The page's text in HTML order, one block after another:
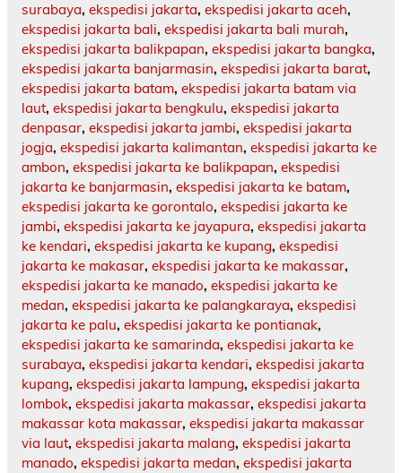
surabaya, ekspedisi jakarta, ekspedisi jakarta aceh,
ekspedisi jakarta bali, ekspedisi jakarta bali murah,
ekspedisi jakarta balikpapan, ekspedisi jakarta bangka,
ekspedisi jakarta banjarmasin, ekspedisi jakarta barat,
ekspedisi jakarta batam, ekspedisi jakarta batam via
laut, ekspedisi jakarta bengkulu, ekspedisi jakarta
denpasar, ekspedisi jakarta jambi, ekspedisi jakarta
jogja, ekspedisi jakarta kalimantan, ekspedisi jakarta ke
ambon, ekspedisi jakarta ke balikpapan, ekspedisi
jakarta ke banjarmasin, ekspedisi jakarta ke batam,
ekspedisi jakarta ke gorontalo, ekspedisi jakarta ke
jambi, ekspedisi jakarta ke jayapura, ekspedisi jakarta
ke kendari, ekspedisi jakarta ke kupang, ekspedisi
jakarta ke makasar, ekspedisi jakarta ke makassar,
ekspedisi jakarta ke manado, ekspedisi jakarta ke
medan, ekspedisi jakarta ke palangkaraya, ekspedisi
jakarta ke palu, ekspedisi jakarta ke pontianak,
ekspedisi jakarta ke samarinda, ekspedisi jakarta ke
surabaya, ekspedisi jakarta kendari, ekspedisi jakarta
kupang, ekspedisi jakarta lampung, ekspedisi jakarta
lombok, ekspedisi jakarta makassar, ekspedisi jakarta
makassar kota makassar, ekspedisi jakarta makassar
via laut, ekspedisi jakarta malang, ekspedisi jakarta
manado, ekspedisi jakarta medan, ekspedisi jakarta